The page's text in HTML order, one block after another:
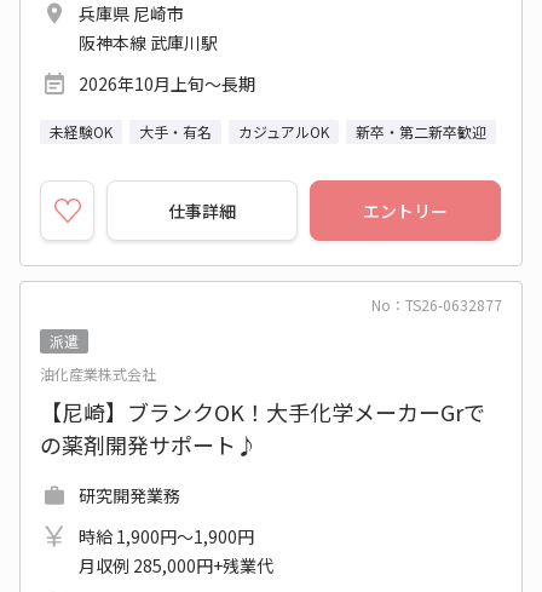
兵庫県 尼崎市
阪神本線 武庫川駅
2026年10月上旬～長期
未経験OK 大手・有名 カジュアルOK 新卒・第二新卒歓迎
仕事詳細 エントリー
No：TS26-0632877
派遣
油化産業株式会社
【尼崎】ブランクOK！大手化学メーカーGrで
の薬剤開発サポート♪
研究開発業務
時給 1,900円～1,900円
月収例 285,000円+残業代